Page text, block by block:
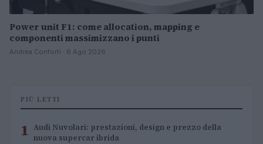
Power unit F1: come allocation, mapping e
componenti massimizzano i punti
Andrea Conforti · 6 Ago 2026
PIÙ LETTI
1 Audi Nuvolari: prestazioni, design e prezzo della
nuova supercar ibrida